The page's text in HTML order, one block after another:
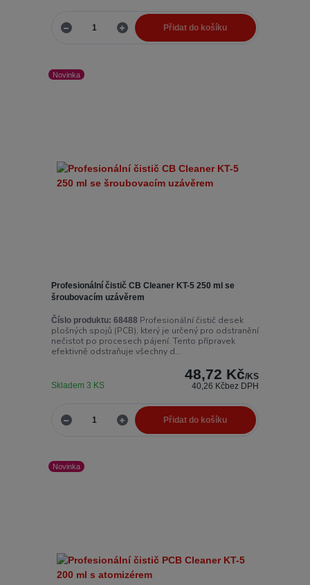
Přidat do košíku
Novinka
Profesionální čistič CB Cleaner KT-5 250 ml se
šroubovacím uzávěrem
Číslo produktu: 68488 Profesionální čistič desek
plošných spojů (PCB), který je určený pro odstranění
nečistot po procesech pájení. Tento přípravek
efektivně odstraňuje všechny d...
48,72 Kč/KS
40,26 Kčbez DPH
Skladem 3 KS
Přidat do košíku
Novinka